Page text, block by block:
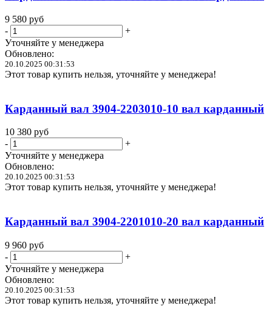
9 580 руб
-
+
Уточняйте у менеджера
Обновлено:
20.10.2025 00:31:53
Этот товар купить нельзя, уточняйте у менеджера!
Карданный вал 3904-2203010-10 вал карданный
10 380 руб
-
+
Уточняйте у менеджера
Обновлено:
20.10.2025 00:31:53
Этот товар купить нельзя, уточняйте у менеджера!
Карданный вал 3904-2201010-20 вал карданный
9 960 руб
-
+
Уточняйте у менеджера
Обновлено:
20.10.2025 00:31:53
Этот товар купить нельзя, уточняйте у менеджера!